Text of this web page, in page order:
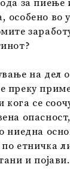
особено во
на дел
преку
се
ниедна
по етничка
и појави.